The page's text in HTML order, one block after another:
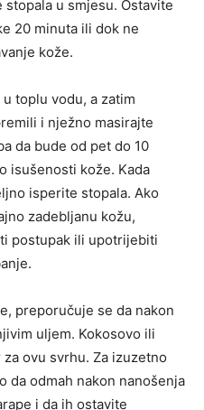
u smjesu. Ostavite
20 minuta ili dok ne
kože.
toplu vodu, a zatim
i nježno masirajte
da bude od pet do 10
isušenosti kože. Kada
isperite stopala. Ako
zadebljanu kožu,
postupak ili upotrijebiti
preporučuje se da nakon
uljem. Kokosovo ili
ovu svrhu. Za izuzetno
da odmah nakon nanošenja
i da ih ostavite